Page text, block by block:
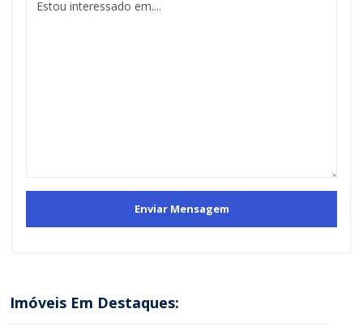
Imóveis Em Destaques: